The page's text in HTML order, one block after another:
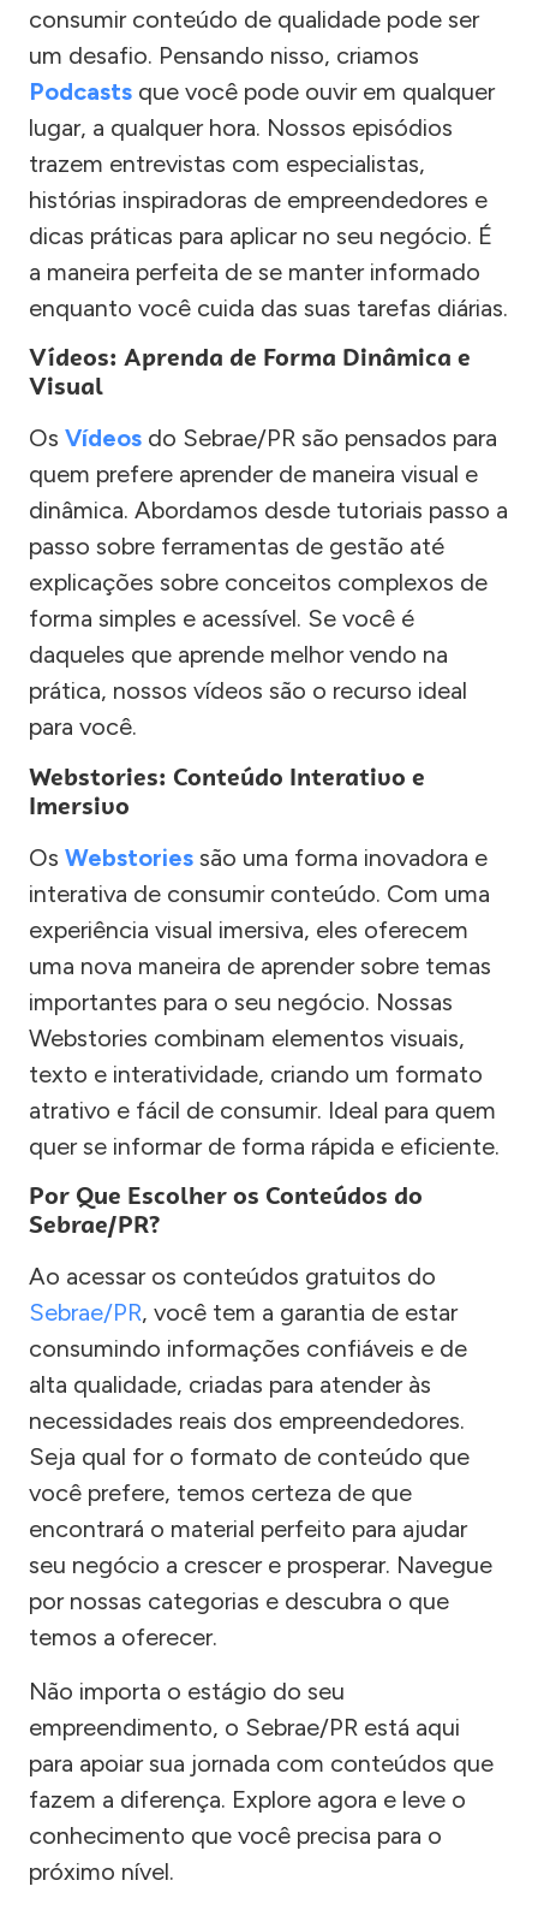
consumir conteúdo de qualidade pode ser
um desafio. Pensando nisso, criamos
Podcasts que você pode ouvir em qualquer
lugar, a qualquer hora. Nossos episódios
trazem entrevistas com especialistas,
histórias inspiradoras de empreendedores e
dicas práticas para aplicar no seu negócio. É
a maneira perfeita de se manter informado
enquanto você cuida das suas tarefas diárias.
Vídeos: Aprenda de Forma Dinâmica e
Visual
Os Vídeos do Sebrae/PR são pensados para
quem prefere aprender de maneira visual e
dinâmica. Abordamos desde tutoriais passo a
passo sobre ferramentas de gestão até
explicações sobre conceitos complexos de
forma simples e acessível. Se você é
daqueles que aprende melhor vendo na
prática, nossos vídeos são o recurso ideal
para você.
Webstories: Conteúdo Interativo e
Imersivo
Os Webstories são uma forma inovadora e
interativa de consumir conteúdo. Com uma
experiência visual imersiva, eles oferecem
uma nova maneira de aprender sobre temas
importantes para o seu negócio. Nossas
Webstories combinam elementos visuais,
texto e interatividade, criando um formato
atrativo e fácil de consumir. Ideal para quem
quer se informar de forma rápida e eficiente.
Por Que Escolher os Conteúdos do
Sebrae/PR?
Ao acessar os conteúdos gratuitos do
Sebrae/PR, você tem a garantia de estar
consumindo informações confiáveis e de
alta qualidade, criadas para atender às
necessidades reais dos empreendedores.
Seja qual for o formato de conteúdo que
você prefere, temos certeza de que
encontrará o material perfeito para ajudar
seu negócio a crescer e prosperar. Navegue
por nossas categorias e descubra o que
temos a oferecer.
Não importa o estágio do seu
empreendimento, o Sebrae/PR está aqui
para apoiar sua jornada com conteúdos que
fazem a diferença. Explore agora e leve o
conhecimento que você precisa para o
próximo nível.